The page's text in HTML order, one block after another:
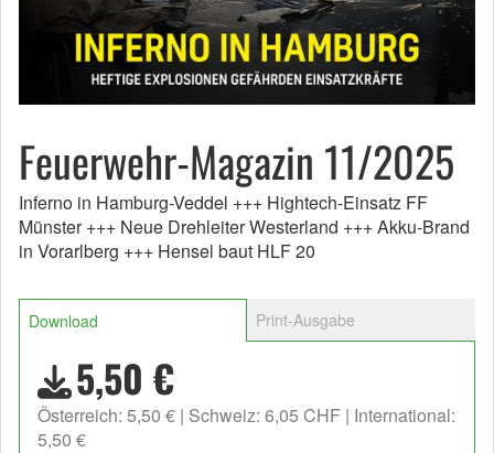
Feuerwehr-Magazin 11/2025
Inferno in Hamburg-Veddel +++ Hightech-Einsatz FF
Münster +++ Neue Drehleiter Westerland +++ Akku-Brand
in Vorarlberg +++ Hensel baut HLF 20
Download Print-Ausgabe
5,50 €
Österreich: 5,50 € Schweiz: 6,05 CHF International:
5,50 €